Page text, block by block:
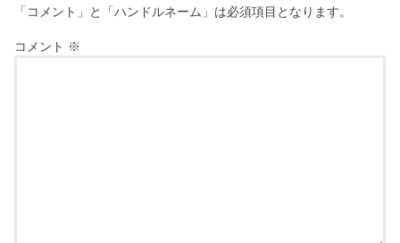
「コメント」と「ハンドルネーム」は必須項目となります。
コメント ※